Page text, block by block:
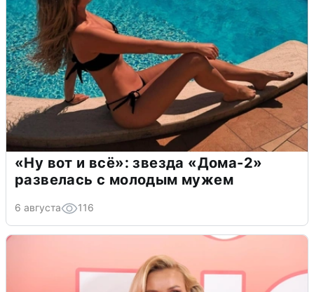
«Ну вот и всё»: звезда «Дома-2»
развелась с молодым мужем
6 августа 116